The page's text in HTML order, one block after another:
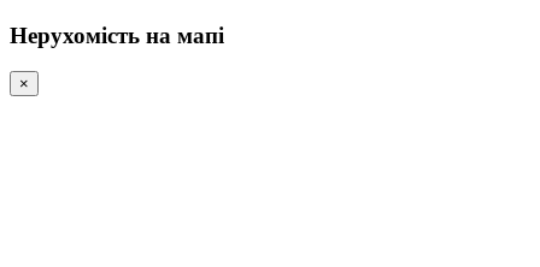
Нерухомість на мапі
×